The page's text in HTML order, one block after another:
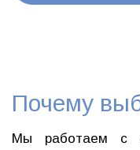
Почему
Мы работаем с